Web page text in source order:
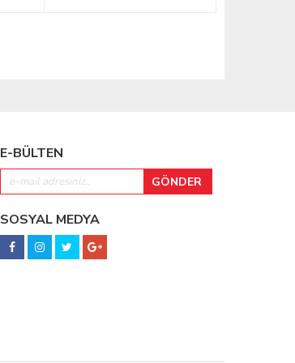
E-BÜLTEN
SOSYAL MEDYA